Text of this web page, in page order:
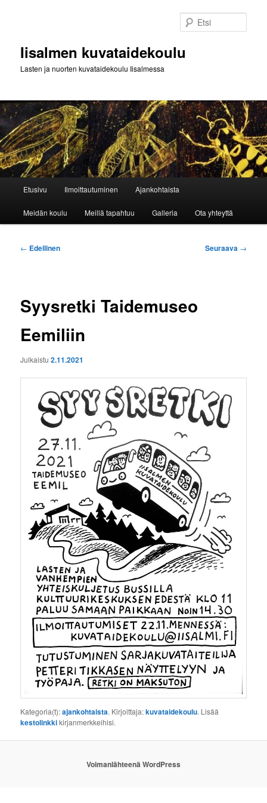
Iisalmen kuvataidekoulu
Lasten ja nuorten kuvataidekoulu Iisalmessa
Etusivu Ilmoittautuminen Ajankohtaista
Meidän koulu Meillä tapahtuu Galleria Ota yhteyttä
Artikkelien
← Edellinen Seuraava →
Syysretki Taidemuseo
Eemiliin
Julkaistu2.11.2021
Kategoria(t):ajankohtaista. Kirjoittaja:kuvataidekoulu. Lisää
kestolinkkikirjanmerkkeihisi.
Voimanlähteenä WordPress